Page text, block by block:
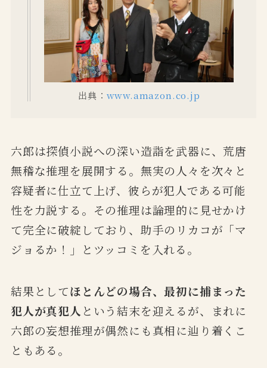
出典： www.amazon.co.jp
六郎は探偵小説への深い造詣を武器に、荒唐
無稽な推理を展開する。無実の人々を次々と
容疑者に仕立て上げ、彼らが犯人である可能
性を力説する。その推理は論理的に見せかけ
て完全に破綻しており、助手のリカコが「マ
ジョるか！」とツッコミを入れる。
結果としてほとんどの場合、最初に捕まった
犯人が真犯人という結末を迎えるが、まれに
六郎の妄想推理が偶然にも真相に辿り着くこ
ともある。